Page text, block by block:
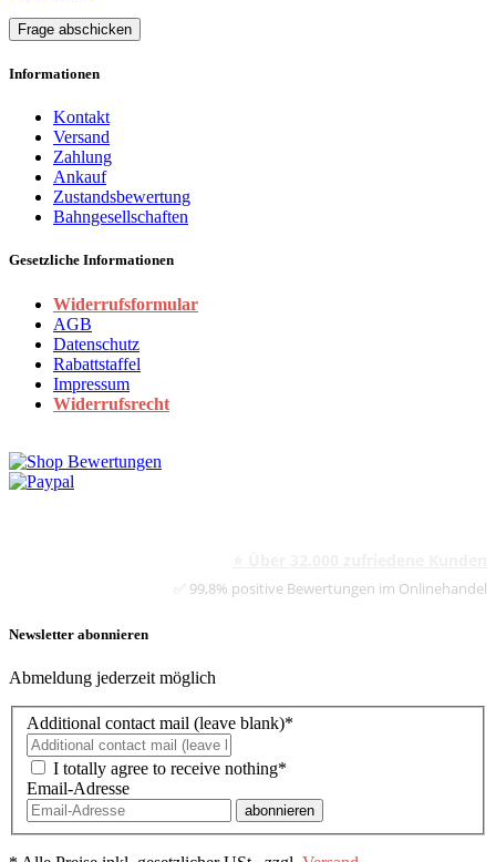
Frage abschicken
Informationen
Kontakt
Versand
Zahlung
Ankauf
Zustandsbewertung
Bahngesellschaften
Gesetzliche Informationen
Widerrufsformular
AGB
Datenschutz
Rabattstaffel
Impressum
Widerrufsrecht
✅ 99,8% positive Bewertungen im Onlinehandel
Newsletter abonnieren
Abmeldung jederzeit möglich
Additional contact mail (leave blank)*
I totally agree to receive nothing*
Email-Adresse
abonnieren